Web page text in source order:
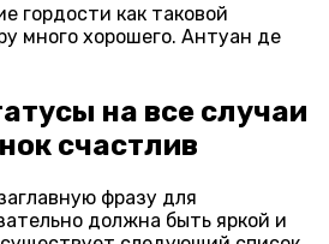
гордости как таковой
много хорошего. Антуан де
на все случаи
фразу для
должна быть яркой и